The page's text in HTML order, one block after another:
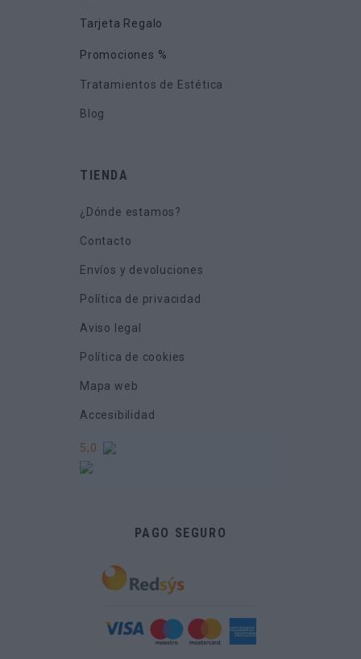
Tarjeta Regalo
Promociones %
Tratamientos de Estética
Blog
TIENDA
¿Dónde estamos?
Contacto
Envíos y devoluciones
Política de privacidad
Aviso legal
Política de cookies
Mapa web
Accesibilidad
5,0
PAGO SEGURO